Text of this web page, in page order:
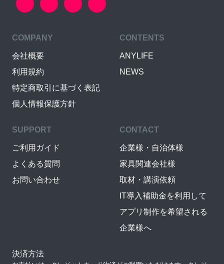
COMPANY
会社概要
利用規約
特定商取引に基づく表記
個人情報保護方針
CONTENTS
ANYLIFE
NEWS
SUPPORT
ご利用ガイド
よくある質問
お問い合わせ
CONTACT
企業様・自治体様
家具関連会社様
取材・講演依頼
IT導入補助金を利用して
アプリ制作を希望される
企業様へ
決済方法